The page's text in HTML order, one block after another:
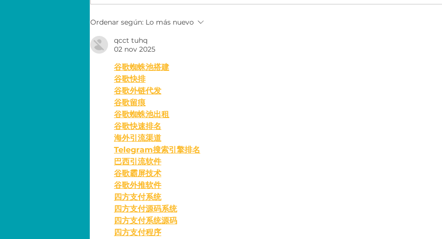
Economía para el éxito
Ordenar según: Lo más nuevo
qcct tuhq
02 nov 2025
谷歌蜘蛛池搭建
谷歌快排
谷歌外链代发
谷歌留痕
谷歌蜘蛛池出租
谷歌快速排名
海外引流渠道
Telegram搜索引擎排名
巴西引流软件
谷歌霸屏技术
谷歌外推软件
四方支付系统
四方支付源码系统
四方支付系统源码
四方支付程序